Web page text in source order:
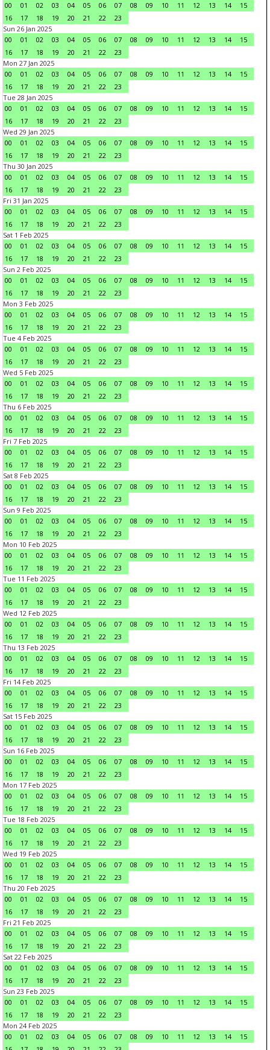
00
01 02 03 04 05 06 07 08 09 10 11 12 13 14
15
16
17 18 19 20 21 22
23
Sun 26 Jan 2025
00
01 02 03 04 05 06 07 08 09 10 11 12 13 14
15
16
17 18 19 20 21 22
23
Mon 27 Jan 2025
00
01 02 03 04 05 06 07 08 09 10 11 12 13 14
15
16
17 18 19 20 21 22
23
Tue 28 Jan 2025
00
01 02 03 04 05 06 07 08 09 10 11 12 13 14
15
16
17 18 19 20 21 22
23
Wed 29 Jan 2025
00
01 02 03 04 05 06 07 08 09 10 11 12 13 14
15
16
17 18 19 20 21 22
23
Thu 30 Jan 2025
00
01 02 03 04 05 06 07 08 09 10 11 12 13 14
15
16
17 18 19 20 21 22
23
Fri 31 Jan 2025
00
01 02 03 04 05 06 07 08 09 10 11 12 13 14
15
16
17 18 19 20 21 22
23
Sat 1 Feb 2025
00
01 02 03 04 05 06 07 08 09 10 11 12 13 14
15
16
17 18 19 20 21 22
23
Sun 2 Feb 2025
00
01 02 03 04 05 06 07 08 09 10 11 12 13 14
15
16
17 18 19 20 21 22
23
Mon 3 Feb 2025
00
01 02 03 04 05 06 07 08 09 10 11 12 13 14
15
16
17 18 19 20 21 22
23
Tue 4 Feb 2025
00
01 02 03 04 05 06 07 08 09 10 11 12 13 14
15
16
17 18 19 20 21 22
23
Wed 5 Feb 2025
00
01 02 03 04 05 06 07 08 09 10 11 12 13 14
15
16
17 18 19 20 21 22
23
Thu 6 Feb 2025
00
01 02 03 04 05 06 07 08 09 10 11 12 13 14
15
16
17 18 19 20 21 22
23
Fri 7 Feb 2025
00
01 02 03 04 05 06 07 08 09 10 11 12 13 14
15
16
17 18 19 20 21 22
23
Sat 8 Feb 2025
00
01 02 03 04 05 06 07 08 09 10 11 12 13 14
15
16
17 18 19 20 21 22
23
Sun 9 Feb 2025
00
01 02 03 04 05 06 07 08 09 10 11 12 13 14
15
16
17 18 19 20 21 22
23
Mon 10 Feb 2025
00
01 02 03 04 05 06 07 08 09 10 11 12 13 14
15
16
17 18 19 20 21 22
23
Tue 11 Feb 2025
00
01 02 03 04 05 06 07 08 09 10 11 12 13 14
15
16
17 18 19 20 21 22
23
Wed 12 Feb 2025
00
01 02 03 04 05 06 07 08 09 10 11 12 13 14
15
16
17 18 19 20 21 22
23
Thu 13 Feb 2025
00
01 02 03 04 05 06 07 08 09 10 11 12 13 14
15
16
17 18 19 20 21 22
23
Fri 14 Feb 2025
00
01 02 03 04 05 06 07 08 09 10 11 12 13 14
15
16
17 18 19 20 21 22
23
Sat 15 Feb 2025
00
01 02 03 04 05 06 07 08 09 10 11 12 13 14
15
16
17 18 19 20 21 22
23
Sun 16 Feb 2025
00
01 02 03 04 05 06 07 08 09 10 11 12 13 14
15
16
17 18 19 20 21 22
23
Mon 17 Feb 2025
00
01 02 03 04 05 06 07 08 09 10 11 12 13 14
15
16
17 18 19 20 21 22
23
Tue 18 Feb 2025
00
01 02 03 04 05 06 07 08 09 10 11 12 13 14
15
16
17 18 19 20 21 22
23
Wed 19 Feb 2025
00
01 02 03 04 05 06 07 08 09 10 11 12 13 14
15
16
17 18 19 20 21 22
23
Thu 20 Feb 2025
00
01 02 03 04 05 06 07 08 09 10 11 12 13 14
15
16
17 18 19 20 21 22
23
Fri 21 Feb 2025
00
01 02 03 04 05 06 07 08 09 10 11 12 13 14
15
16
17 18 19 20 21 22
23
Sat 22 Feb 2025
00
01 02 03 04 05 06 07 08 09 10 11 12 13 14
15
16
17 18 19 20 21 22
23
Sun 23 Feb 2025
00
01 02 03 04 05 06 07 08 09 10 11 12 13 14
15
16
17 18 19 20 21 22
23
Mon 24 Feb 2025
00
01 02 03 04 05 06 07 08 09 10 11 12 13 14
15